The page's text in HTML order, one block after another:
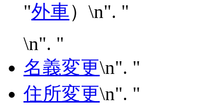
"外車）\n". "
\n". "
名義変更\n". "
住所変更\n". "